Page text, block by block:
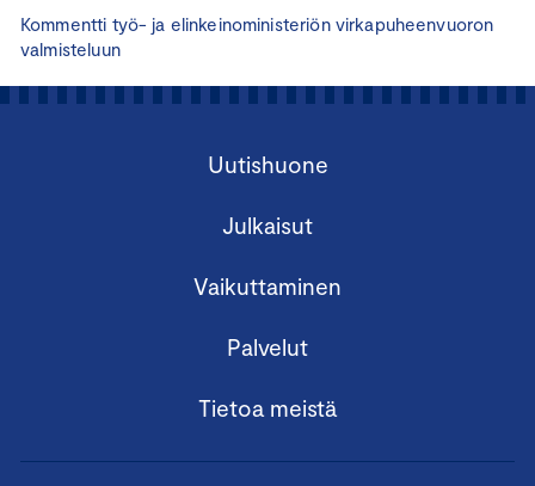
Kommentti työ- ja elinkeinoministeriön virkapuheenvuoron
valmisteluun
Uutishuone
Julkaisut
Vaikuttaminen
Palvelut
Tietoa meistä